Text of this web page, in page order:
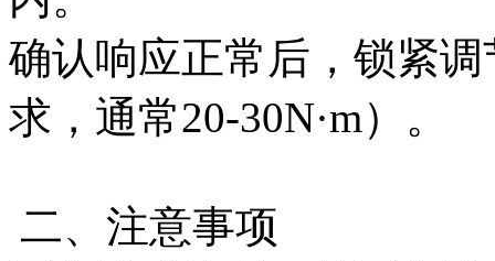
确认响应正常后，锁紧
求，通常20-30N·m）。
二、注意事项